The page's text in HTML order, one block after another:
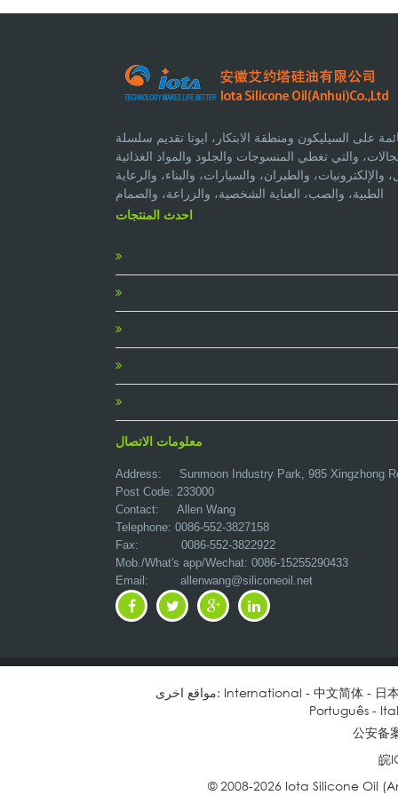
على السيليكون ومنطقة الابتكار، ايوتا تقديم سلسلة
والتي تغطي المنسوجات والجلود والمواد الغذائية
والطيران، والسيارات، والبناء، والرعاية
الطبية، والصب، العناية الشخصية، والزراعة، والصمام
احدث المنتجات
معلومات الاتصال
Address: Sunmoon Industry Park, 985 Xingzhong
Post Code: 233000
Contact: Allen Wang
Telephone: 0086-552-3827158
Fax: 0086-552-3822922
Mob./What's app/Wechat: 0086-15255290433
Email: allenwang@siliconeoil.net
مواقع اخرى: International - 中文简体- 日
Português -
公安备
皖